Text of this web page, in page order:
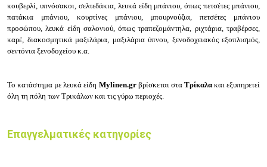
κουβερλί, υπνόσακοι, σελτεδάκια, λευκά είδη μπάνιου, όπως πετσέτες μπάνιου,
πατάκια μπάνιου, κουρτίνες μπάνιου, μπουρνούζια, πετσέτες μπάνιου
προσώπου, λευκά είδη σαλονιού, όπως τραπεζομάντηλα, ριχτάρια, τραβέρσες,
καρέ, διακοσμητικά μαξιλάρια, μαξιλάρια ύπνου , ξενοδοχειακός εξοπλισμός,
σεντόνια ξενοδοχείου κ.α.
Το κατάστημα με λευκά είδη Mylinen.grβρίσκεται στα Τρίκαλα και εξυπηρετεί
όλη τη πόλη των Τρικάλων και τις γύρω περιοχές.
Επαγγελματικές κατηγορίες